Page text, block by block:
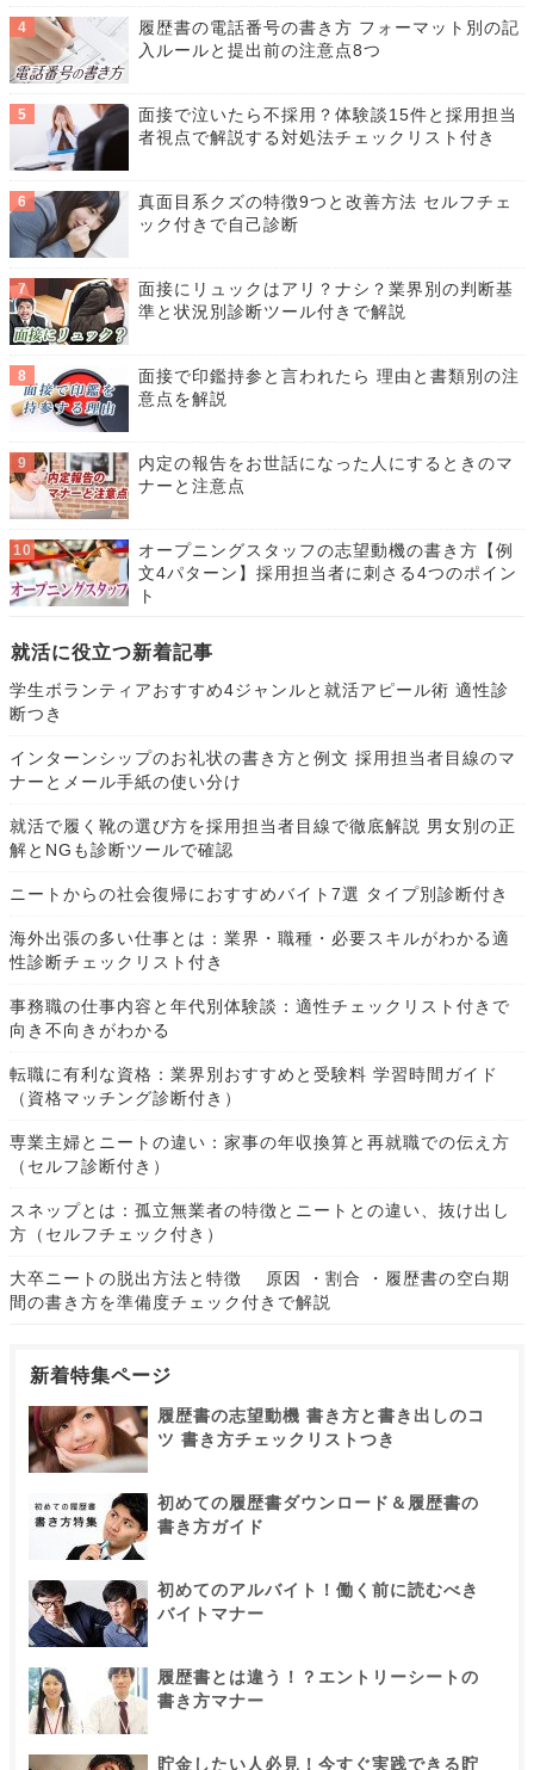
履歴書の電話番号の書き方 フォーマット別の記
入ルールと提出前の注意点8つ
面接で泣いたら不採用？体験談15件と採用担当
者視点で解説する対処法チェックリスト付き
真面目系クズの特徴9つと改善方法 セルフチェ
ック付きで自己診断
面接にリュックはアリ？ナシ？業界別の判断基
準と状況別診断ツール付きで解説
面接で印鑑持参と言われたら 理由と書類別の注
意点を解説
内定の報告をお世話になった人にするときのマ
ナーと注意点
オープニングスタッフの志望動機の書き方【例
文4パターン】採用担当者に刺さる4つのポイン
ト
就活に役立つ新着記事
学生ボランティアおすすめ4ジャンルと就活アピール術 適性診
断つき
インターンシップのお礼状の書き方と例文 採用担当者目線のマ
ナーとメール手紙の使い分け
就活で履く靴の選び方を採用担当者目線で徹底解説 男女別の正
解とNGも診断ツールで確認
ニートからの社会復帰におすすめバイト7選 タイプ別診断付き
海外出張の多い仕事とは：業界・職種・必要スキルがわかる適
性診断チェックリスト付き
事務職の仕事内容と年代別体験談：適性チェックリスト付きで
向き不向きがわかる
転職に有利な資格：業界別おすすめと受験料 学習時間ガイド
（資格マッチング診断付き）
専業主婦とニートの違い：家事の年収換算と再就職での伝え方
（セルフ診断付き）
スネップとは：孤立無業者の特徴とニートとの違い、抜け出し
方（セルフチェック付き）
大卒ニートの脱出方法と特徴 原因 ・割合 ・履歴書の空白期
間の書き方を準備度チェック付きで解説
新着特集ページ
履歴書の志望動機 書き方と書き出しのコ
ツ 書き方チェックリストつき
初めての履歴書ダウンロード＆履歴書の
書き方ガイド
初めてのアルバイト！働く前に読むべき
バイトマナー
履歴書とは違う！？エントリーシートの
書き方マナー
貯金したい人必見！今すぐ実践できる貯